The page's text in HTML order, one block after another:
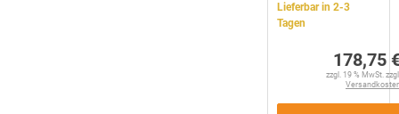
Lieferbar in 2-3
Tagen
178,75
zzgl. 19 % MwSt.